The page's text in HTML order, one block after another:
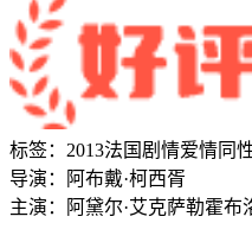
标签： 2013法国 剧情爱情同
导演：
阿布戴·柯西胥
主演：
阿黛尔·艾克萨勒霍布